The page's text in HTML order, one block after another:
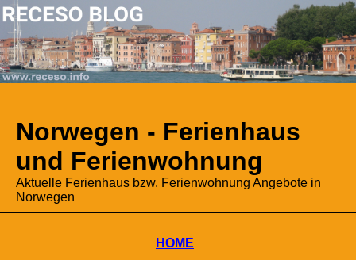
Norwegen - Ferienhaus
und Ferienwohnung
Aktuelle Ferienhaus bzw. Ferienwohnung Angebote in
Norwegen
HOME